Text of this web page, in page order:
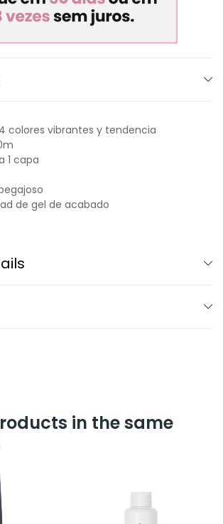
colores vibrantes y tendencia
1 capa
de gel de acabado
in the same